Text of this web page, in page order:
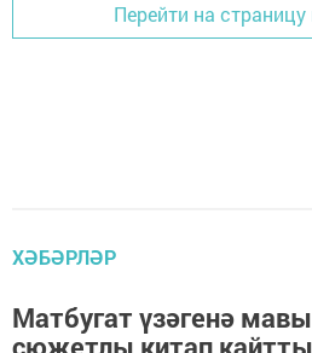
Перейти на страницу
ХӘБӘРЛӘР
Матбугат үзәгенә